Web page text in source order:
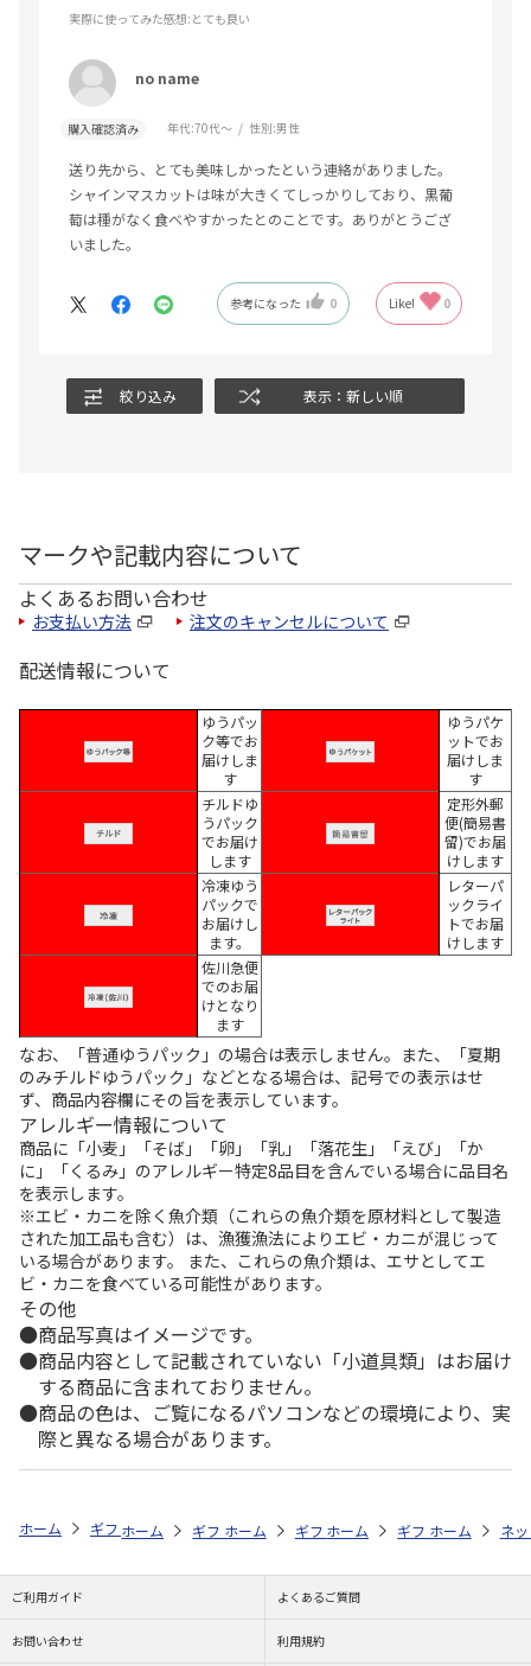
実際に使ってみた感想:とても良い
no name
購入確認済み 年代:70代～ 性別:男性
送り先から、とても美味しかったという連絡がありました。
シャインマスカットは味が大きくてしっかりしており、黒葡
萄は種がなく食べやすかったとのことです。ありがとうござ
いました。
参考になった 0 Like! 0
絞り込み 表示：新しい順
マークや記載内容について
よくあるお問い合わせ
お支払い方法 注文のキャンセルについて
配送情報について
ゆうパッ
ク等でお
届けしま
す
ゆうパケ
ットでお
届けしま
す
チルドゆ
うパック
でお届け
します
定形外郵
便(簡易書
留)でお届
けします
冷凍ゆう
パックで
お届けし
ます。
レターパ
ックライ
トでお届
けします
佐川急便
でのお届
けとなり
ます
なお、「普通ゆうパック」の場合は表示しません。また、「夏期
のみチルドゆうパック」などとなる場合は、記号での表示はせ
ず、商品内容欄にその旨を表示しています。
アレルギー情報について
商品に「小麦」「そば」「卵」「乳」「落花生」「えび」「か
に」「くるみ」のアレルギー特定8品目を含んでいる場合に品目名
を表示します。
※エビ・カニを除く魚介類（これらの魚介類を原材料として製造
された加工品も含む）は、漁獲漁法によりエビ・カニが混じって
いる場合があります。 また、これらの魚介類は、エサとしてエ
ビ・カニを食べている可能性があります。
その他
商品写真はイメージです。
商品内容として記載されていない「小道具類」はお届け
する商品に含まれておりません。
商品の色は、ご覧になるパソコンなどの環境により、実
際と異なる場合があります。
ホーム ギフトストア お中元・夏ギフト特集 2026 お菓子・スイーツ
ホーム ギフトストア お中元・夏ギフト特集 2026
ホーム ギフトストア お中元・夏ギフト
ホーム ギフトストア お
ホーム ネ
ご利用ガイド よくあるご質問
お問い合わせ 利用規約